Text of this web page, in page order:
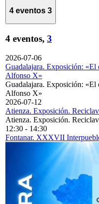
4 eventos 3
4 eventos, 3
2026-07-06
Guadalajara. Exposición: «El
Alfonso X»
Guadalajara. Exposición: «El
Alfonso X»
2026-07-12
Atienza. Exposición.
Atienza. Exposición.
12:30 - 14:30
Fontanar. XXXVII